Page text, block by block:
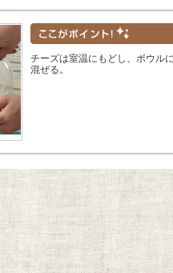
チーズは室温にもどし、ボウル
混ぜる。